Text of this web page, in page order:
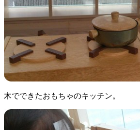
木でできたおもちゃのキッチン。